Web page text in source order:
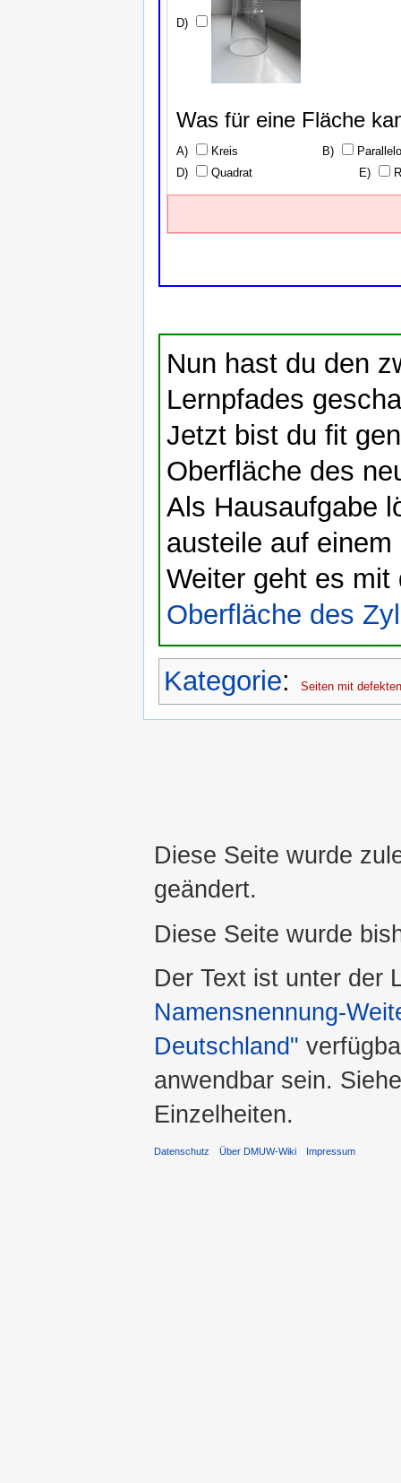
Was für eine Fläche
Kreis
Quadrat
Nun hast du den
Lernpfades
Jetzt bist du fit
Oberfläche des
Als Hausaufgabe
austeile auf
Weiter geht es mit
Oberfläche des
Kategorie: Seiten mit
Diese Seite wurde
geändert.
Diese Seite wurde
Der Text ist unter der
Namensnennung-
Deutschland"
anwendbar sein.
Einzelheiten.
Datenschutz Über DMUW-Wiki Impressum